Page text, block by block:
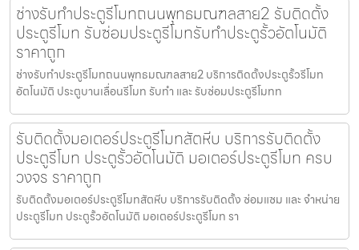
ช่างรับทำประตูรีโมทถนนพุทธมณฑลสาย2 รับติดตั้ง
ประตูรีโมท รับซ่อมประตูรีโมทรับทำประตูรั้วอัตโนมัติ
ราคาถูก
ช่างรับทำประตูรีโมทถนนพุทธมณฑลสาย2 บริการติดตั้งประตูรั้วรีโมท
อัตโนมัติ ประตูบานเลื่อนรีโมท รับทำ และ รับซ่อมประตูรีโมทท
รับติดตั้งมอเตอร์ประตูรีโมทสัตหีบ บริการรับติดตั้ง
ประตูรีโมท ประตูรั้วอัตโนมัติ มอเตอร์ประตูรีโมท ครบ
วงจร ราคาถูก
รับติดตั้งมอเตอร์ประตูรีโมทสัตหีบ บริการรับติดตั้ง ซ่อมแซม และ จำหน่าย
ประตูรีโมท ประตูรั้วอัตโนมัติ มอเตอร์ประตูรีโมท รา